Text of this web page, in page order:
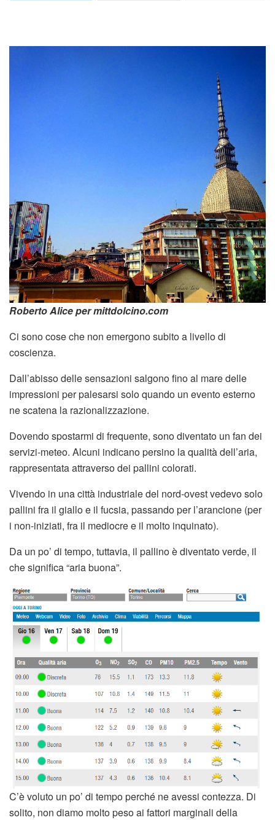
Roberto Alice per mittdolcino.com
Ci sono cose che non emergono subito a livello di
coscienza.
Dall’abisso delle sensazioni salgono fino al mare delle
impressioni per palesarsi solo quando un evento esterno
ne scatena la razionalizzazione.
Dovendo spostarmi di frequente, sono diventato un fan dei
servizi-meteo. Alcuni indicano persino la qualità dell’aria,
rappresentata attraverso dei pallini colorati.
Vivendo in una città industriale del nord-ovest vedevo solo
pallini fra il giallo e il fucsia, passando per l’arancione (per
i non-iniziati, fra il mediocre e il molto inquinato).
Da un po’ di tempo, tuttavia, il pallino è diventato verde, il
che significa “aria buona”.
C’è voluto un po’ di tempo perché ne avessi contezza. Di
solito, non diamo molto peso ai fattori marginali della